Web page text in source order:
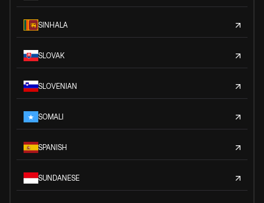
SINHALA
SLOVAK
SLOVENIAN
SOMALI
SPANISH
SUNDANESE